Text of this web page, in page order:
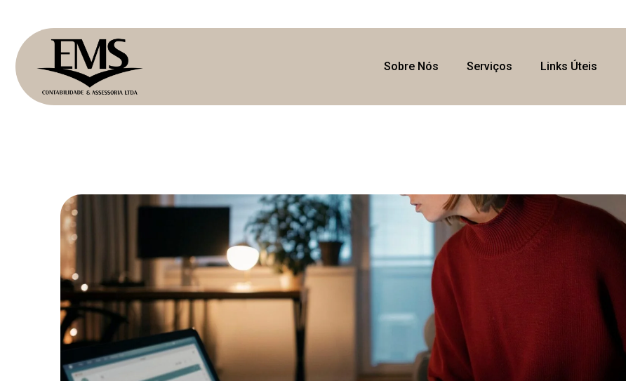
Sobre Nós Serviços Links Úteis